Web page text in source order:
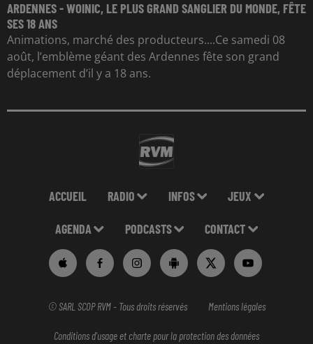
ARDENNES - WOINIC, LE PLUS GRAND SANGLIER DU MONDE, FÊTE
SES 18 ANS
Animations, marché des producteurs....Ce samedi 08
août, l’emblème géant des Ardennes fête son grand
déplacement d’il y a 18 ans.
ACCUEIL RADIO INFOS JEUX
AGENDA PODCASTS CONTACT
© SARL SCOP RVM - Tous droits réservés Mentions légales
Conditions d'usage et charte pour la protection des données